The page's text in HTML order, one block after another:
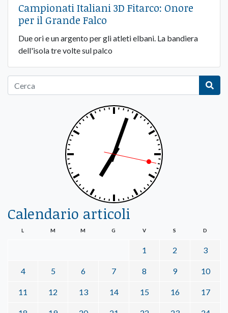
Campionati Italiani 3D Fitarco: Onore
per il Grande Falco
Due ori e un argento per gli atleti elbani. La bandiera
dell'isola tre volte sul palco
Calendario articoli
L M M G V S D
1 2 3
4 5 6 7 8 9 10
11 12 13 14 15 16 17